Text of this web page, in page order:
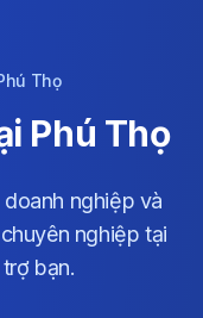
Thọ
Phú Thọ
nghiệp và
nghiệp tại
bạn.